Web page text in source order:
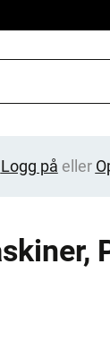
Logg på eller